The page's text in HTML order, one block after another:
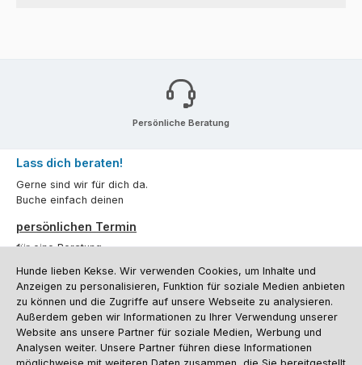
Persönliche Beratung
Lass dich beraten!
Gerne sind wir für dich da.
Buche einfach deinen
persönlichen Termin
für eine Beratung.
Oder über unserKontaktformular.
Vertrag widerrufen
Hunde lieben Kekse. Wir verwenden Cookies, um Inhalte und
Anzeigen zu personalisieren, Funktion für soziale Medien anbieten
zu können und die Zugriffe auf unsere Webseite zu analysieren.
Außerdem geben wir Informationen zu Ihrer Verwendung unserer
Website ans unsere Partner für soziale Medien, Werbung und
Analysen weiter. Unsere Partner führen diese Informationen